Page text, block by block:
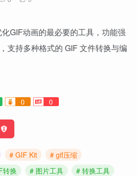
GIF动画的最必要的工具，功能强
支持多种格式的 GIF 文件转换与编
0 0
# GIF Kit
# gif压缩
转换 # 图片工具 # 转换工具